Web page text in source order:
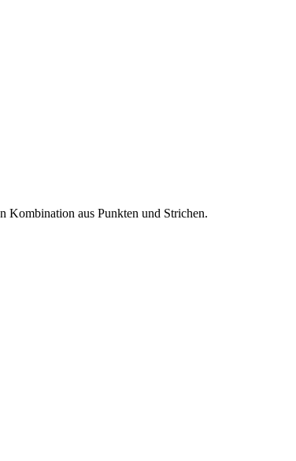
Kombination aus Punkten und Strichen.